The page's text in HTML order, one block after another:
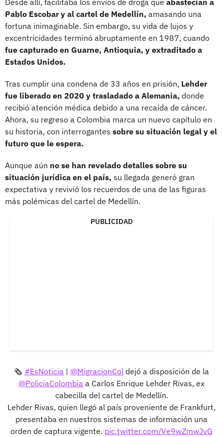
Pablo Escobar y al cartel de Medellín, amasando una
fortuna inimaginable. Sin embargo, su vida de lujos y
excentricidades terminó abruptamente en 1987, cuando
fue capturado en Guarne, Antioquia, y extraditado a
Estados Unidos.
Tras cumplir una condena de 33 años en prisión, Lehder
fue liberado en 2020 y trasladado a Alemania, donde
recibió atención médica debido a una recaída de cáncer.
Ahora, su regreso a Colombia marca un nuevo capítulo en
su historia, con interrogantes sobre su situación legal y el
futuro que le espera.
Aunque aún no se han revelado detalles sobre su
situación jurídica en el país, su llegada generó gran
expectativa y revivió los recuerdos de una de las figuras
más polémicas del cartel de Medellín.
PUBLICIDAD
🗞️ #EsNoticia | @MigracionCol dejó a disposición de la
@PoliciaColombia a Carlos Enrique Lehder Rivas, ex
cabecilla del cartel de Medellín.
Lehder Rivas, quien llegó al país proveniente de Frankfurt,
presentaba en nuestros sistemas de información una
orden de captura vigente. pic.twitter.com/Ve9wZmwJvG